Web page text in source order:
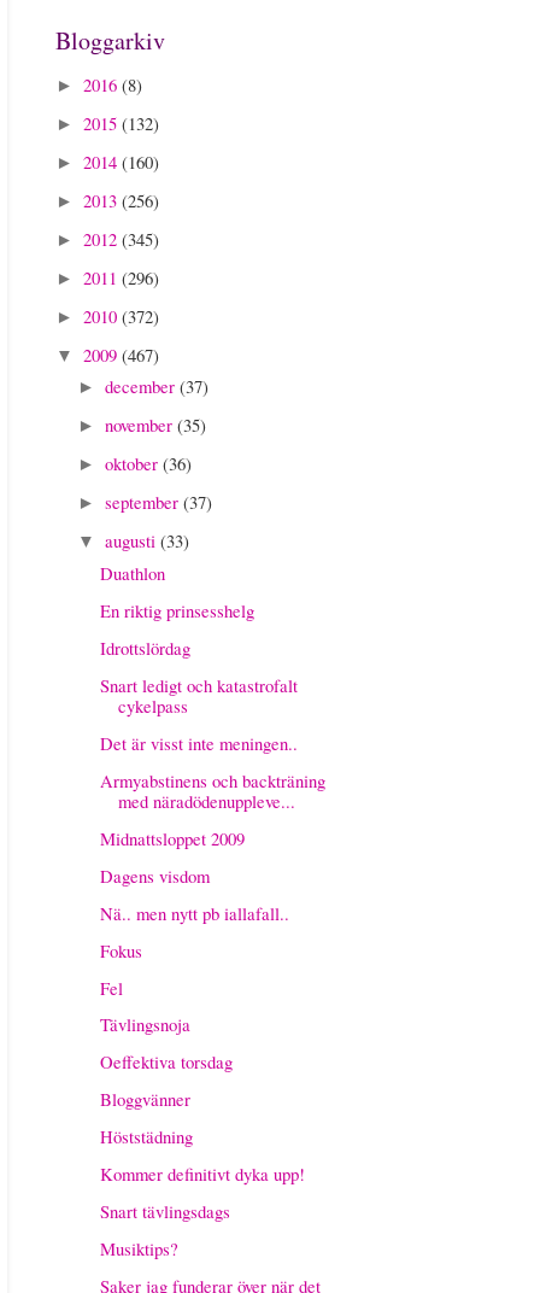
Bloggarkiv
► 2016 (8)
► 2015 (132)
► 2014 (160)
► 2013 (256)
► 2012 (345)
► 2011 (296)
► 2010 (372)
▼ 2009 (467)
► december (37)
► november (35)
► oktober (36)
► september (37)
▼ augusti (33)
Duathlon
En riktig prinsesshelg
Idrottslördag
Snart ledigt och katastrofalt
cykelpass
Det är visst inte meningen..
Armyabstinens och backträning
med näradödenuppleve...
Midnattsloppet 2009
Dagens visdom
Nä.. men nytt pb iallafall..
Fokus
Fel
Tävlingsnoja
Oeffektiva torsdag
Bloggvänner
Höststädning
Kommer definitivt dyka upp!
Snart tävlingsdags
Musiktips?
Saker jag funderar över när det